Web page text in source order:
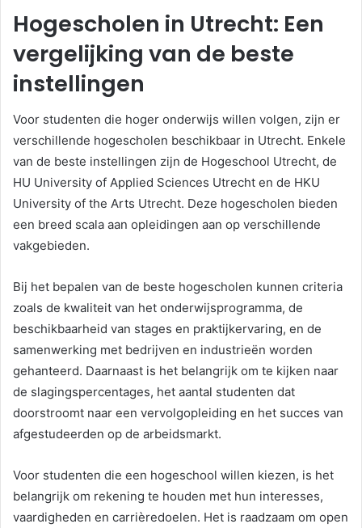
Hogescholen in Utrecht: Een
vergelijking van de beste
instellingen
Voor studenten die hoger onderwijs willen volgen, zijn er
verschillende hogescholen beschikbaar in Utrecht. Enkele
van de beste instellingen zijn de Hogeschool Utrecht, de
HU University of Applied Sciences Utrecht en de HKU
University of the Arts Utrecht. Deze hogescholen bieden
een breed scala aan opleidingen aan op verschillende
vakgebieden.
Bij het bepalen van de beste hogescholen kunnen criteria
zoals de kwaliteit van het onderwijsprogramma, de
beschikbaarheid van stages en praktijkervaring, en de
samenwerking met bedrijven en industrieën worden
gehanteerd. Daarnaast is het belangrijk om te kijken naar
de slagingspercentages, het aantal studenten dat
doorstroomt naar een vervolgopleiding en het succes van
afgestudeerden op de arbeidsmarkt.
Voor studenten die een hogeschool willen kiezen, is het
belangrijk om rekening te houden met hun interesses,
vaardigheden en carrièredoelen. Het is raadzaam om open